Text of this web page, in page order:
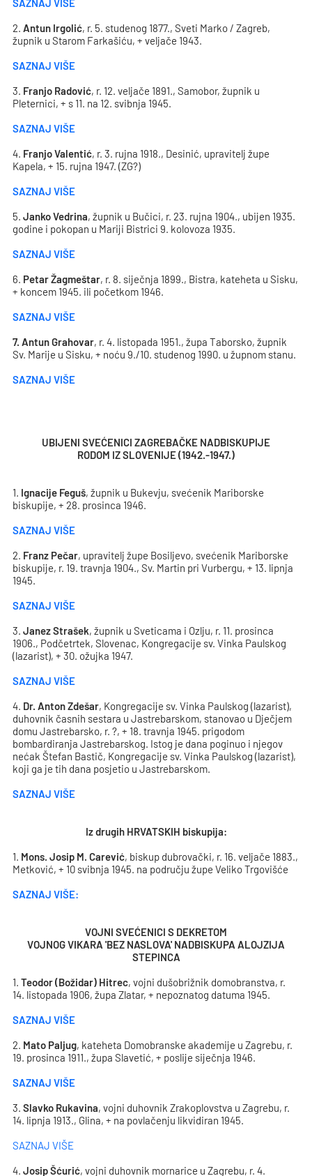
SAZNAJ VIŠE
2.Antun Irgolić, r. 5. studenog 1877., Sveti Marko / Zagreb,
župnik u Starom Farkašiću, + veljače 1943.
SAZNAJ VIŠE
3. Franjo Radović, r. 12. veljače 1891., Samobor, župnik u
Pleternici, + s 11. na 12. svibnja 1945.
SAZNAJ VIŠE
4. Franjo Valentić, r. 3. rujna 1918., Desinić, upravitelj župe
Kapela, + 15. rujna 1947. (ZG?)
SAZNAJ VIŠE
5.Janko Vedrina, župnik u Bučici, r. 23. rujna 1904., ubijen 1935.
godine i pokopan u Mariji Bistrici 9. kolovoza 1935.
SAZNAJ VIŠE
6. Petar Žagmeštar, r. 8. siječnja 1899., Bistra, kateheta u Sisku,
+ koncem 1945. ili početkom 1946.
SAZNAJ VIŠE
7.Antun Grahovar, r. 4. listopada 1951., župa Taborsko, župnik
Sv. Marije u Sisku, + noću 9./10. studenog 1990. u župnom stanu.
SAZNAJ VIŠE
UBIJENI SVEĆENICI ZAGREBAČKE NADBISKUPIJE
RODOM IZ SLOVENIJE (1942.-1947.)
1. Ignacije Feguš, župnik u Bukevju, svećenik Mariborske
biskupije, + 28. prosinca 1946.
SAZNAJ VIŠE
2. Franz Pečar, upravitelj župe Bosiljevo, svećenik Mariborske
biskupije, r. 19. travnja 1904., Sv. Martin pri Vurbergu, + 13. lipnja
1945.
SAZNAJ VIŠE
3.Janez Strašek, župnik u Sveticama i Ozlju, r. 11. prosinca
1906., Podčetrtek, Slovenac, Kongregacije sv. Vinka Paulskog
(lazarist), + 30. ožujka 1947.
SAZNAJ VIŠE
4. Dr. Anton Zdešar, Kongregacije sv. Vinka Paulskog (lazarist),
duhovnik časnih sestara u Jastrebarskom, stanovao u Dječjem
domu Jastrebarsko, r. ?, + 18. travnja 1945. prigodom
bombardiranja Jastrebarskog. Istog je dana poginuo i njegov
nećak Štefan Bastič, Kongregacije sv. Vinka Paulskog (lazarist),
koji ga je tih dana posjetio u Jastrebarskom.
SAZNAJ VIŠE
Iz drugih HRVATSKIH biskupija:
1. Mons. Josip M. Carević, biskup dubrovački, r. 16. veljače 1883.,
Metković, + 10 svibnja 1945. na području župe Veliko Trgovišće
SAZNAJ VIŠE:
VOJNI SVEĆENICI S DEKRETOM
VOJNOG VIKARA 'BEZ NASLOVA' NADBISKUPA ALOJZIJA
STEPINCA
1.Teodor (Božidar) Hitrec, vojni dušobrižnik domobranstva, r.
14. listopada 1906, župa Zlatar, + nepoznatog datuma 1945.
SAZNAJ VIŠE
2. Mato Paljug, kateheta Domobranske akademije u Zagrebu, r.
19. prosinca 1911., župa Slavetić, + poslije siječnja 1946.
SAZNAJ VIŠE
3.Slavko Rukavina, vojni duhovnik Zrakoplovstva u Zagrebu, r.
14. lipnja 1913., Glina, + na povlačenju likvidiran 1945.
SAZNAJ VIŠE
4. Josip Šćurić, vojni duhovnik mornarice u Zagrebu, r. 4.